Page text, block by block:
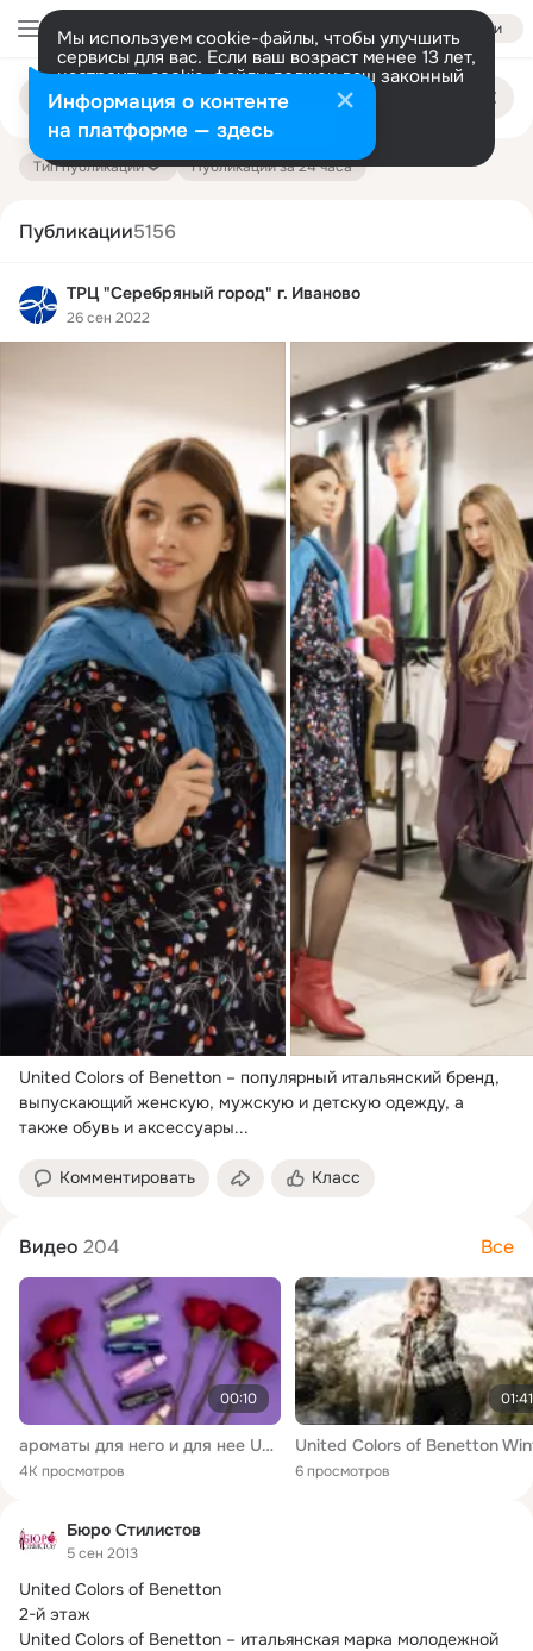
Войти
Мы используем cookie-файлы, чтобы улучшить
сервисы для вас. Если ваш возраст менее 13 лет,
настроить cookie-файлы должен ваш законный
представитель. Больше информации
Разрешить все Настроить
Поиск
публикациям
Тип публикации Публикации за 24 часа
Публикации5156
ТРЦ "Серебряный город" г. Иваново
26 сен 2022
United Colors of Benetton – популярный итальянский бренд,
выпускающий женскую, мужскую и детскую одежду, а
также обувь и аксессуары...
Комментировать Класс
Видео 204 Все
00:10
ароматы для него и для нее UNITED COLORS OF BENETTON
4K просмотров
01:41
6 просмотров
Бюро Стилистов
5 сен 2013
United Colors of Benetton
2-й этаж
United Colors of Benetton – итальянская марка молодежной
Информация о контенте
на платформе — здесь